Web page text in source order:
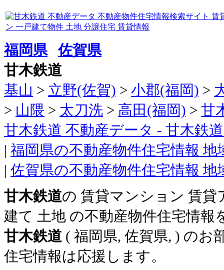
福岡県
佐賀県
甘木鉄道
基山 > 立野(佐賀) > 小郡(福岡) >
> 山隈 > 太刀洗 > 高田(福岡) > 甘
甘木鉄道 不動産データ - 甘木鉄
| 福岡県の不動産物件住宅情報 地
| 佐賀県の不動産物件住宅情報 地
甘木鉄道の 賃貸マンション 賃貸
建て 土地 の不動産物件住宅情報
甘木鉄道 ( 福岡県, 佐賀県, ) のお
住宅情報は応援します。